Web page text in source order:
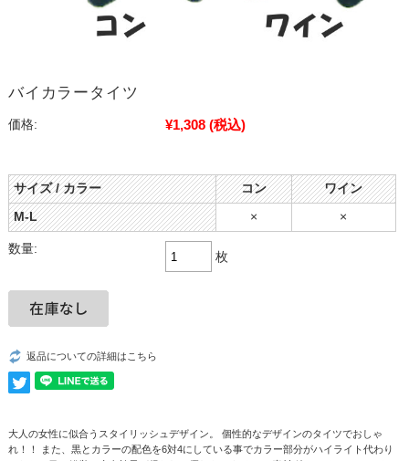
バイカラータイツ
価格: ¥1,308 (税込)
サイズ / カラー コン ワイン
M-L × ×
数量:
枚
返品についての詳細はこちら
大人の女性に似合うスタイリッシュデザイン。 個性的なデザインのタイツでおしゃ
れ！！ また、黒とカラーの配色を6対4にしている事でカラー部分がハイライト代わり